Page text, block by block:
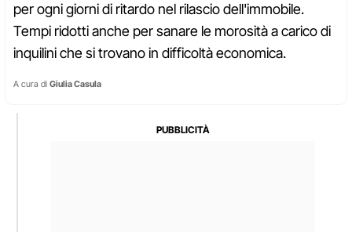
per ogni giorni di ritardo nel rilascio dell'immobile.
Tempi ridotti anche per sanare le morosità a carico di
inquilini che si trovano in difficoltà economica.
A cura di Giulia Casula